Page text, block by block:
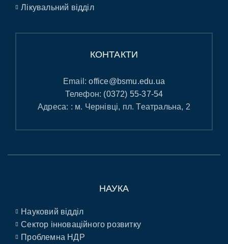
Лікувальний відділ
КОНТАКТИ
Email:office@bsmu.edu.ua
Телефон: (0372) 55-37-54
Адреса: : м. Чернівці, пл. Театральна, 2
НАУКА
Науковий відділ
Сектор інноваційного розвитку
Проблемна НДР